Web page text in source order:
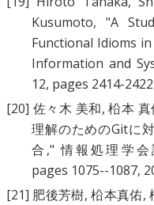
Kusumoto, "A
Functional Idioms in
Information and
12, pages 2414-
[20] 佐々木 美和, 柗本 真
理解のためのGitに
合 ," 情報処理学会
pages 1075--1087,
[21] 肥後芳樹,柗本真佑,